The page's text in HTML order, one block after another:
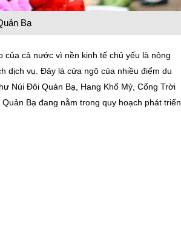
Bạ
cả nước vì nền kinh tế chủ yếu là nông
dịch vụ. Đây là cửa ngõ của nhiều điểm du
Núi Đôi Quản Bạ, Hang Khố Mỷ, Cổng Trời
Bạ đang nằm trong quy hoạch phát triển